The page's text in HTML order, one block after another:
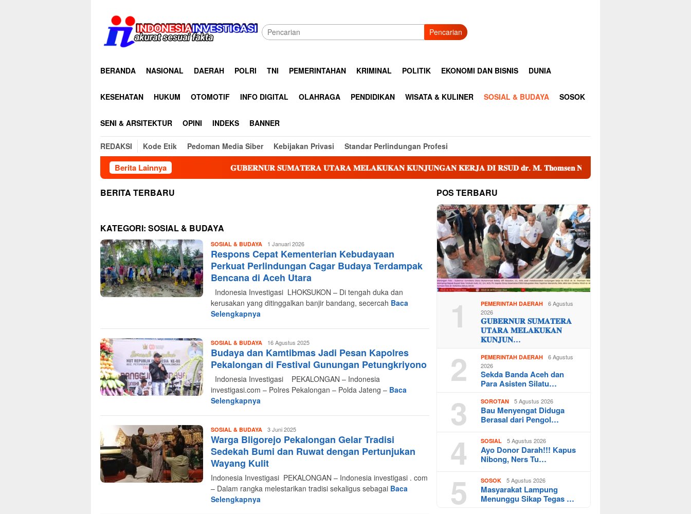
konten
Pencarian
BERANDA NASIONAL DAERAH POLRI TNI PEMERINTAHAN KRIMINAL POLITIK EKONOMI DAN BISNIS DUNIA
KESEHATAN HUKUM OTOMOTIF INFO DIGITAL OLAHRAGA PENDIDIKAN WISATA & KULINER SOSIAL & BUDAYA SOSOK
SENI & ARSITEKTUR OPINI INDEKS BANNER
REDAKSI Kode Etik Pedoman Media Siber Kebijakan Privasi Standar Perlindungan Profesi
Berita Lainnya 𝐆𝐔𝐁𝐄𝐑𝐍𝐔𝐑 𝐒𝐔𝐌𝐀𝐓𝐄𝐑𝐀 𝐔𝐓𝐀𝐑𝐀 𝐌𝐄𝐋𝐀𝐊𝐔𝐊𝐀𝐍 𝐊𝐔𝐍𝐉𝐔𝐍𝐆𝐀𝐍 𝐊𝐄𝐑𝐉𝐀 𝐃𝐈 𝐑𝐒𝐔𝐃 𝐝𝐫. 𝐌. 𝐓𝐡𝐨𝐦𝐬𝐞𝐧 𝐍𝐢𝐚𝐬 Sekda Banda Aceh dan Para
BERITA TERBARU
KATEGORI: SOSIAL & BUDAYA
SOSIAL & BUDAYA Redaksi
Indonesia
Investigasi
1 Januari 2026
Respons Cepat Kementerian Kebudayaan
Perkuat Perlindungan Cagar Budaya Terdampak
Bencana di Aceh Utara
Indonesia Investigasi LHOKSUKON – Di tengah duka dan
kerusakan yang ditinggalkan banjir bandang, secercah Baca
Selengkapnya
SOSIAL & BUDAYA Redaksi
Indonesia
Investigasi
16 Agustus 2025
Budaya dan Kamtibmas Jadi Pesan Kapolres
Pekalongan di Festival Gunungan Petungkriyono
Indonesia Investigasi PEKALONGAN – Indonesia
investigasi.com – Polres Pekalongan – Polda Jateng – Baca
Selengkapnya
SOSIAL & BUDAYA Redaksi
Indonesia
Investigasi
3 Juni 2025
Warga Bligorejo Pekalongan Gelar Tradisi
Sedekah Bumi dan Ruwat dengan Pertunjukan
Wayang Kulit
Indonesia Investigasi PEKALONGAN – Indonesia investigasi . com
– Dalam rangka melestarikan tradisi sekaligus sebagai Baca
Selengkapnya
POS TERBARU
1 PEMERINTAH DAERAH
6 Agustus
2026
𝐆𝐔𝐁𝐄𝐑𝐍𝐔𝐑 𝐒𝐔𝐌𝐀𝐓𝐄𝐑𝐀
𝐔𝐓𝐀𝐑𝐀 𝐌𝐄𝐋𝐀𝐊𝐔𝐊𝐀𝐍
𝐊𝐔𝐍𝐉𝐔𝐍…
2 PEMERINTAH DAERAH
6 Agustus
2026
Sekda Banda Aceh dan
Para Asisten Silatu…
3 SOROTAN 5 Agustus 2026
Bau Menyengat Diduga
Berasal dari Pengol…
4 SOSIAL 5 Agustus 2026
Ayo Donor Darah!!! Kapus
Nibong, Ners Tu…
5 SOSOK 5 Agustus 2026
Masyarakat Lampung
Menunggu Sikap Tegas …